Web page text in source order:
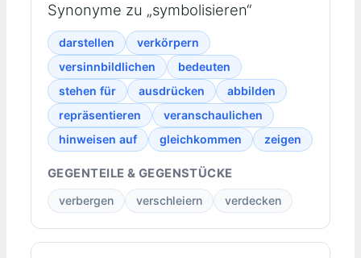
Synonyme zu „symbolisieren“
darstellen
verkörpern
versinnbildlichen
bedeuten
stehen für
ausdrücken
abbilden
repräsentieren
veranschaulichen
hinweisen auf
gleichkommen zeigen
GEGENTEILE & GEGENSTÜCKE
verbergen verschleiern verdecken